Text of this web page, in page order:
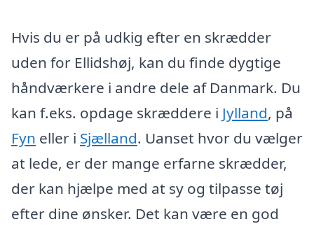
Hvis du er på udkig efter en skrædder
uden for Ellidshøj, kan du finde dygtige
håndværkere i andre dele af Danmark. Du
kan f.eks. opdage skræddere i Jylland, på
Fyn eller i Sjælland. Uanset hvor du vælger
at lede, er der mange erfarne skrædder,
der kan hjælpe med at sy og tilpasse tøj
efter dine ønsker. Det kan være en god